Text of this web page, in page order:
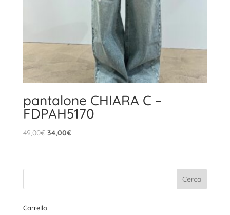
pantalone CHIARA C –
FDPAH5170
49,00€ Il
era:
34,00€Il
è:
Carrello